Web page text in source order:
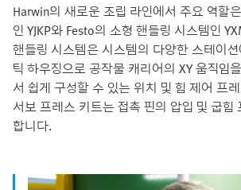
Harwin의 새로운 조립 라인에서 주요 역할
인 YJKP와 Festo의 소형 핸들링 시스템인
핸들링 시스템은 시스템의 다양한 스테이
틱 하우징으로 공작물 캐리어의 XY 움직임
서 쉽게 구성할 수 있는 위치 및 힘 제어 프
서보 프레스 키트는 접촉 핀의 압입 및 굽힘
합니다.